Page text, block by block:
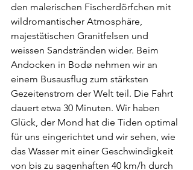
den malerischen Fischerdörfchen mit
wildromantischer Atmosphäre,
majestätischen Granitfelsen und
weissen Sandstränden wider. Beim
Andocken in Bodø nehmen wir an
einem Busausflug zum stärksten
Gezeitenstrom der Welt teil. Die Fahrt
dauert etwa 30 Minuten. Wir haben
Glück, der Mond hat die Tiden optimal
für uns eingerichtet und wir sehen, wie
das Wasser mit einer Geschwindigkeit
von bis zu sagenhaften 40 km/h durch